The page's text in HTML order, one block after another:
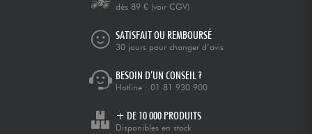
dès 89 € (voir CGV)
SATISFAIT OU REMBOURSÉ
30 jours pour changer d’avis
BESOIN D’UN CONSEIL ?
Hotline : 01 81 930 900
+ DE 10 000 PRODUITS
Disponibles en stock